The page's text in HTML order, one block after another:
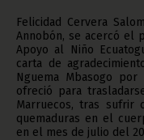
Felicidad Cervera
Annobón, se acercó el
Apoyo al Niño
carta de
Nguema Mbasogo
ofreció para
Marruecos, tras sufrir
quemaduras en el
en el mes de julio del